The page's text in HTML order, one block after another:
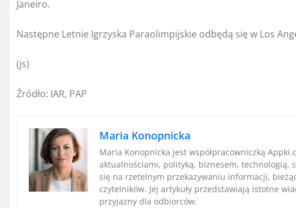
Janeiro.
Następne Letnie Igrzyska Paraolimpijskie odbędą się w Los
(js)
Źródło: IAR, PAP
Maria Konopnicka
Maria Konopnicka jest współpracowniczką
aktualnościami, polityką, biznesem, technologią,
się na rzetelnym przekazywaniu informacji,
czytelników. Jej artykuły przedstawiają istotne
przyjazny dla odbiorców.